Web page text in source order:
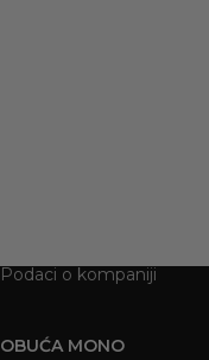
Podaci o kompaniji
OBUĆA MONO